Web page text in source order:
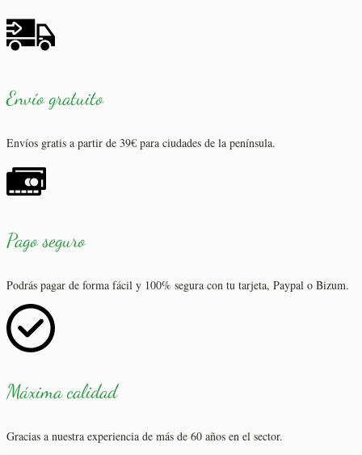
Envío gratuito
Envíos gratis a partir de 39€ para ciudades de la península.
Pago seguro
Podrás pagar de forma fácil y 100% segura con tu tarjeta, Paypal o Bizum.
Máxima calidad
Gracias a nuestra experiencia de más de 60 años en el sector.